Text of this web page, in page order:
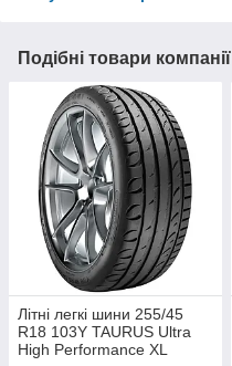
Подібні товари компанії
Літні легкі шини 255/45
R18 103Y TAURUS Ultra
High Performance XL